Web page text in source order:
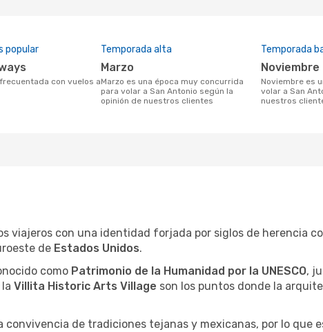
popular Temporada alta
marzo
marzo es una época muy concurrida
para volar a San Antonio según la
opinión de nuestros clientes
Temporada
noviembre
noviembre es una temporada baja para
volar a San
nuestros
viajeros con una identidad forjada por siglos de herencia
de Estados Unidos.
como Patrimonio de la Humanidad por la UNESCO,
Villita Historic Arts Village son los puntos donde la
convivencia de tradiciones tejanas y mexicanas, por lo que